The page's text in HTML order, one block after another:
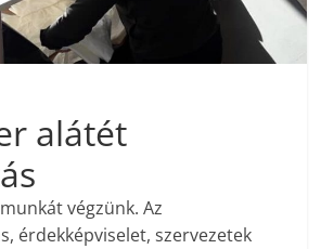
alátét
végzünk. Az
érdekképviselet, szervezetek